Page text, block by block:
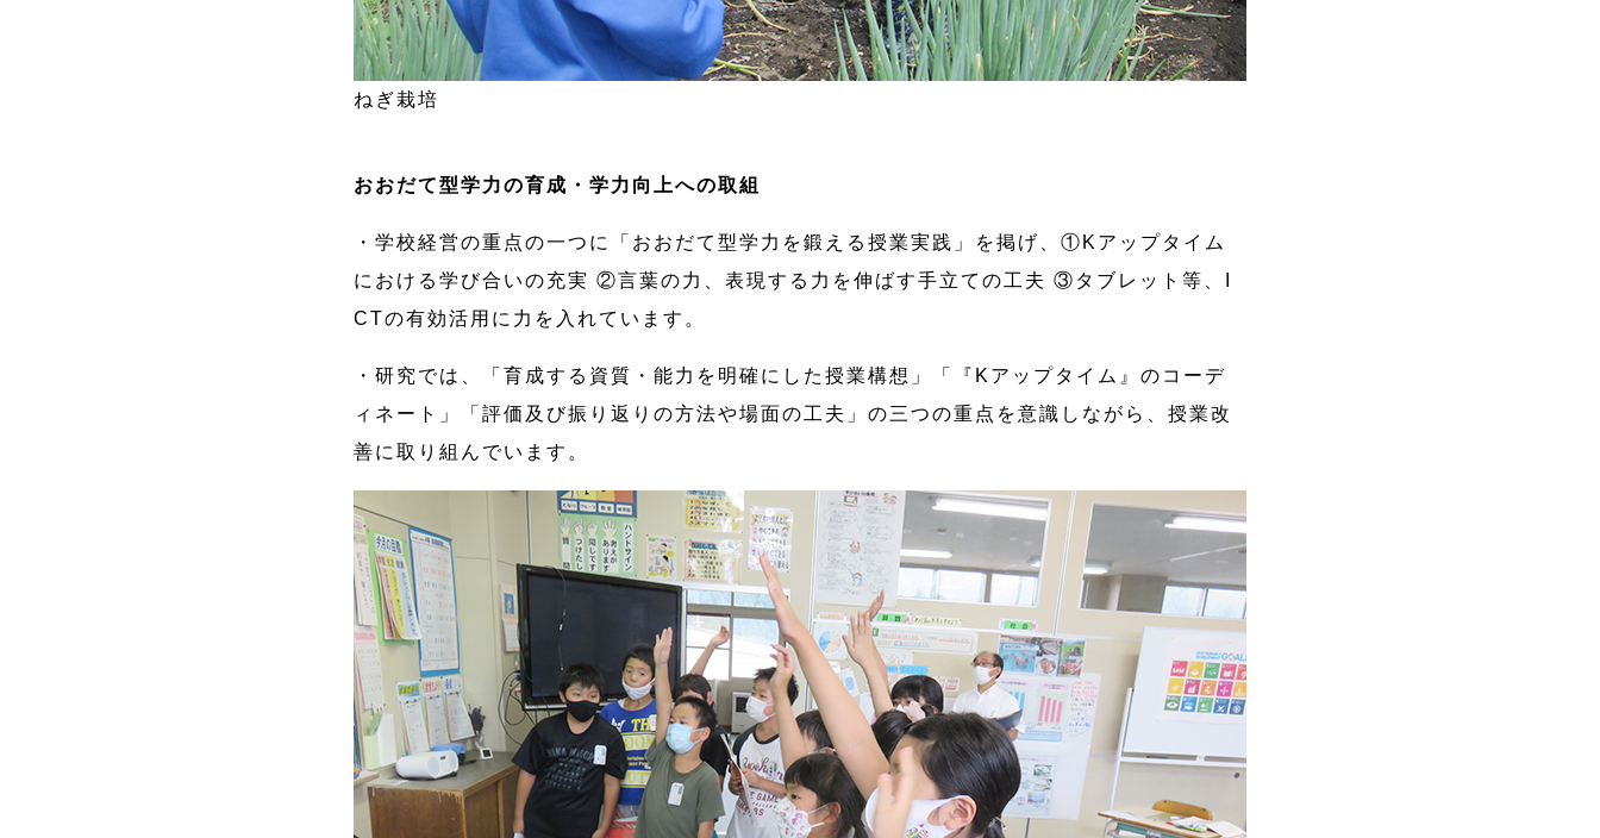
ねぎ栽培
おおだて型学力の育成・学力向上への取組
・学校経営の重点の一つに「おおだて型学力を鍛える授業実践」を掲げ、①Kアップタイム
における学び合いの充実 ②言葉の力、表現する力を伸ばす手立ての工夫 ③タブレット等、I
CTの有効活用に力を入れています。
・研究では、「育成する資質・能力を明確にした授業構想」「『Kアップタイム』のコーデ
ィネート」「評価及び振り返りの方法や場面の工夫」の三つの重点を意識しながら、授業改
善に取り組んでいます。